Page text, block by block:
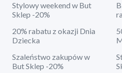
Stylowy weekend w But
Sklep -20%
20% rabatu z okazji Dnia
Dziecka
Szaleństwo zakupów w
But Sklep -20%